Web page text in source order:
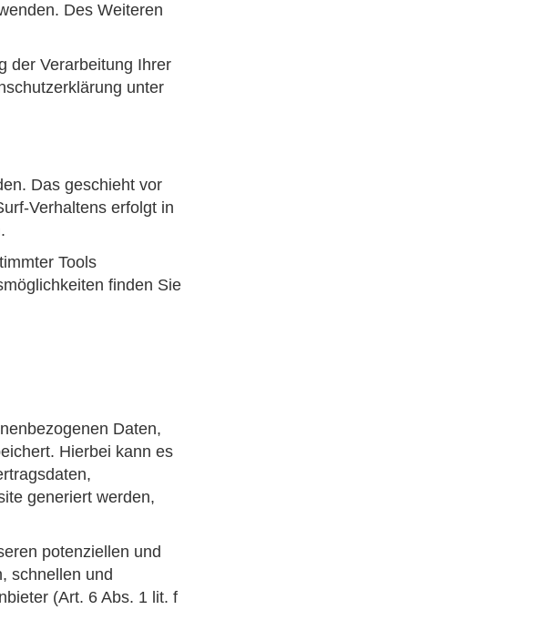
Des Weiteren
der Verarbeitung Ihrer
unter
Das geschieht vor
Verhaltens erfolgt in
Tools
finden Sie
Daten,
Hierbei kann es
generiert werden,
potenziellen und
schnellen und
(Art. 6 Abs. 1 lit. f